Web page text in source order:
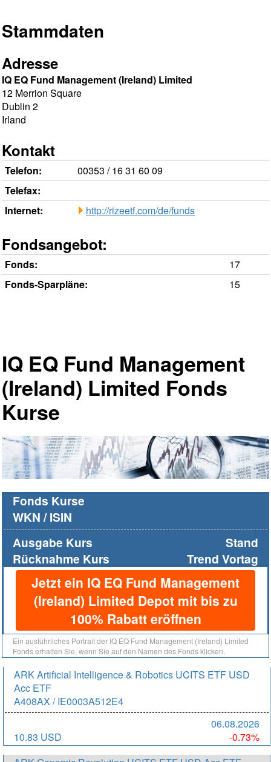
Stammdaten
Adresse
IQ EQ Fund Management (Ireland) Limited
12 Merrion Square
Dublin 2
Irland
Kontakt
Telefon:
00353 / 16 31 60 09
Telefax:
Internet:
http://rizeetf.com/de/funds
Fondsangebot:
Fonds:
17
Fonds-Sparpläne:
15
IQ EQ Fund Management
(Ireland) Limited Fonds
Kurse
Fonds Kurse
WKN / ISIN
Ausgabe Kurs
Rücknahme Kurs
Stand
Trend Vortag
Jetzt ein IQ EQ Fund Management
(Ireland) Limited Depot mit bis zu
100% Rabatt eröffnen
Ein ausführliches Portrait der IQ EQ Fund Management (Ireland) Limited
Fonds erhalten Sie, wenn Sie auf den Namen des Fonds klicken.
ARK Artificial Intelligence & Robotics UCITS ETF USD
Acc ETF
A408AX / IE0003A512E4
10.83 USD
06.08.2026
-0.73%